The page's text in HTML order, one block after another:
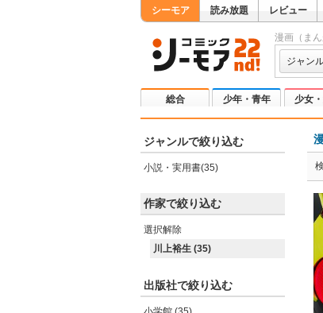
シーモア 読み放題 レビュー
漫画（ま
ジャン
総合 少年・青年 少女
ジャンルで絞り込む
小説・実用書(35)
作家で絞り込む
選択解除
川上裕生 (35)
出版社で絞り込む